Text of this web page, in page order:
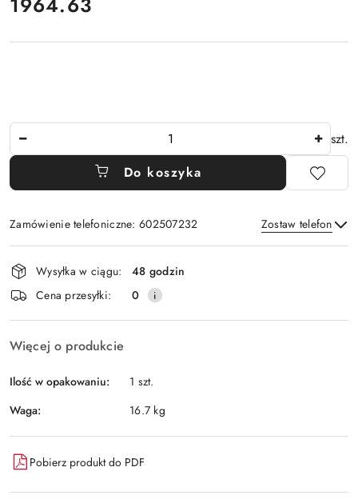
szt.
Do koszyka
Zamówienie telefoniczne: 602507232 Zostaw telefon
Wyślij
Dostępność
i
dostawa
Wysyłka w ciągu:
48 godzin
Cena przesyłki:
0
Więcej o produkcie
Ilość w opakowaniu:
1 szt.
Waga:
16.7 kg
Pobierz produkt do PDF